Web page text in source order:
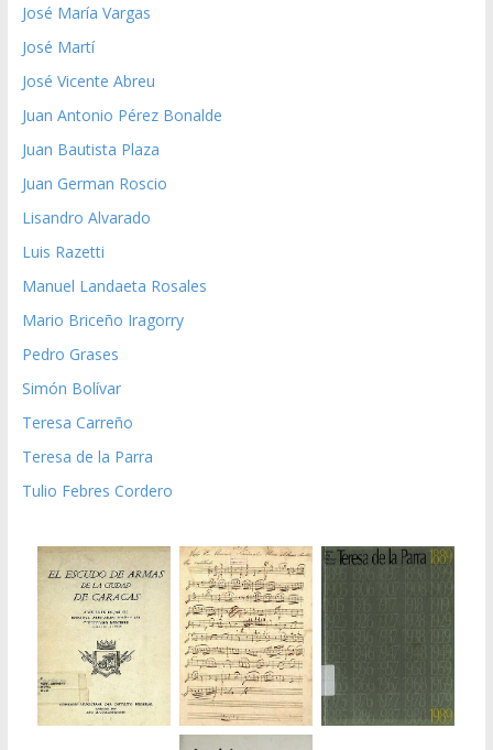
José María Vargas
José Martí
José Vicente Abreu
Juan Antonio Pérez Bonalde
Juan Bautista Plaza
Juan German Roscio
Lisandro Alvarado
Luis Razetti
Manuel Landaeta Rosales
Mario Briceño Iragorry
Pedro Grases
Simón Bolívar
Teresa Carreño
Teresa de la Parra
Tulio Febres Cordero